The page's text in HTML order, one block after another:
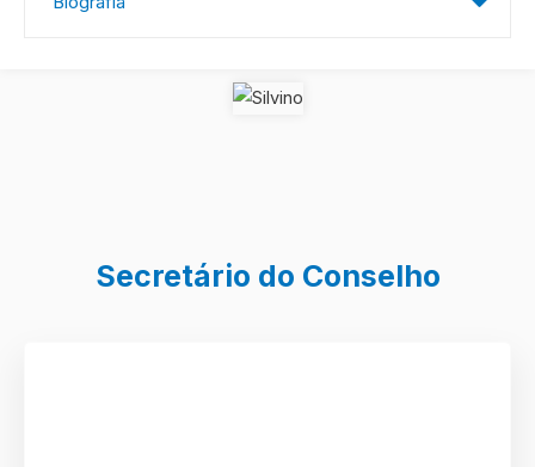
Secretário do Conselho